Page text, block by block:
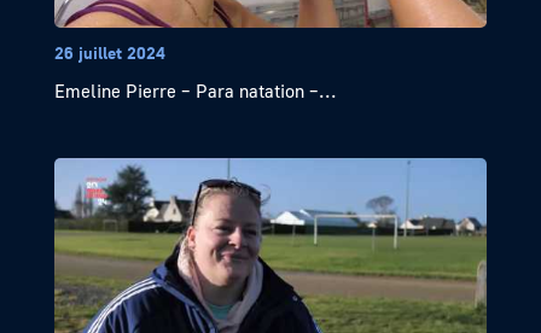
26 juillet 2024
Emeline Pierre – Para natation –...